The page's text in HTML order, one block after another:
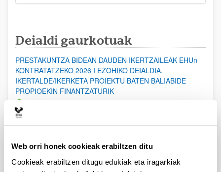
Web orri honek cookieak erabiltzen ditu
Cookieak erabiltzen ditugu edukiak eta iragarkiak
Deialdi gaurkotuak
PRESTAKUNTZA BIDEAN DAUDEN IKERTZAILEAK EHUn
KONTRATATZEKO 2026 I EZOHIKO DEIALDIA,
IKERTALDE/IKERKETA PROIEKTU BATEN BALIABIDE
PROPIOEKIN FINANTZATURIK
Aurkezteko epea zabalik: 2026/08/07 - 2026/08/14
erosi eta berritzeko laguntzak 2026
Izapide irekia